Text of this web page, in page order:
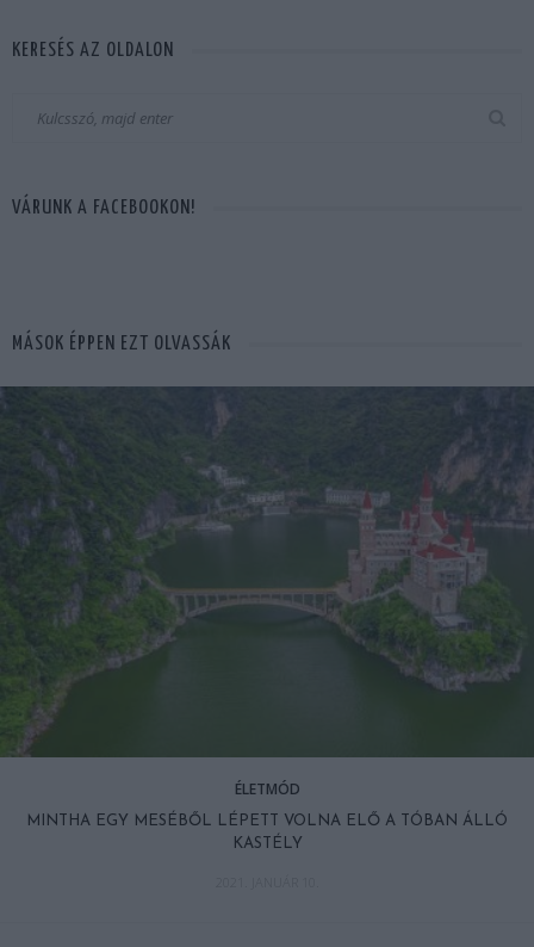
KERESÉS AZ OLDALON
VÁRUNK A FACEBOOKON!
MÁSOK ÉPPEN EZT OLVASSÁK
ÉLETMÓD
MINTHA EGY MESÉBŐL LÉPETT VOLNA ELŐ A TÓBAN ÁLLÓ
KASTÉLY